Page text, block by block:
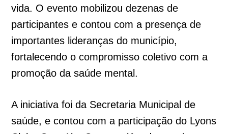
vida. O evento mobilizou dezenas de
participantes e contou com a presença de
importantes lideranças do município,
fortalecendo o compromisso coletivo com a
promoção da saúde mental.
A iniciativa foi da Secretaria Municipal de
saúde, e contou com a participação do Lyons